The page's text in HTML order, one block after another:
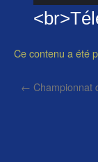
Ce contenu a été
← Championnat